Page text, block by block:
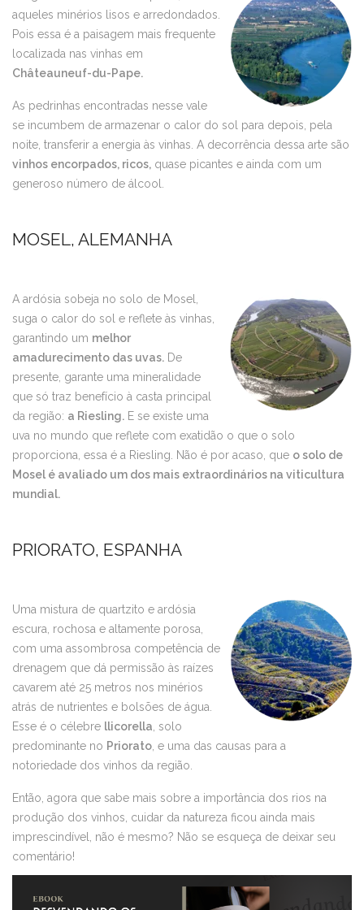
aqueles minérios lisos e arredondados.
Pois essa é a paisagem mais frequente
localizada nas vinhas em
Châteauneuf-du-Pape.
As pedrinhas encontradas nesse vale
se incumbem de armazenar o calor do sol para depois, pela
noite, transferir a energia às vinhas. A decorrência dessa arte são
vinhos encorpados, ricos, quase picantes e ainda com um
generoso número de álcool.
MOSEL, ALEMANHA
A ardósia sobeja no solo de Mosel,
suga o calor do sol e reflete às vinhas,
garantindo um melhor
amadurecimento das uvas. De
presente, garante uma mineralidade
que só traz benefício à casta principal
da região: a Riesling. E se existe uma
uva no mundo que reflete com exatidão o que o solo
proporciona, essa é a Riesling. Não é por acaso, que o solo de
Mosel é avaliado um dos mais extraordinários na viticultura
mundial.
PRIORATO, ESPANHA
Uma mistura de quartzito e ardósia
escura, rochosa e altamente porosa,
com uma assombrosa competência de
drenagem que dá permissão às raízes
cavarem até 25 metros nos minérios
atrás de nutrientes e bolsões de água.
Esse é o célebre llicorella , solo
predominante no Priorato , e uma das causas para a
notoriedade dos vinhos da região.
Então, agora que sabe mais sobre a importância dos rios na
produção dos vinhos, cuidar da natureza ficou ainda mais
imprescindível, não é mesmo? Não se esqueça de deixar seu
comentário!